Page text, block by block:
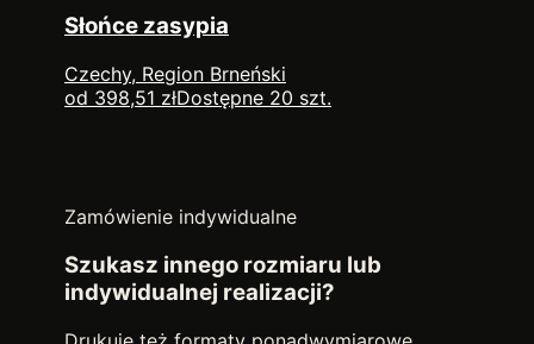
Słońce zasypia
Czechy, Region Brneński
od 398,51 złDostępne 20 szt.
Zamówienie indywidualne
Szukasz innego rozmiaru lub
indywidualnej realizacji?